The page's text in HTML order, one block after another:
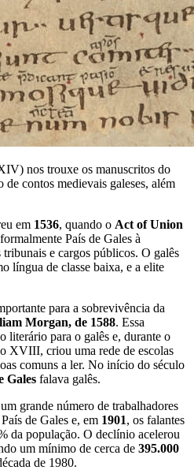
nos trouxe os manuscritos do
de contos medievais galeses, além
em 1536, quando o Act of Union
País de Gales à
e cargos públicos. O galês
língua de classe baixa, e a elite
para a sobrevivência da
Morgan, de 1588. Essa
literário para o galês e, durante o
XVIII, criou uma rede de escolas
comuns a ler. No início do século
Gales falava galês.
grande número de trabalhadores
de Gales e, em 1901, os falantes
da população. O declínio acelerou
um mínimo de cerca de 395.000
de 1980.